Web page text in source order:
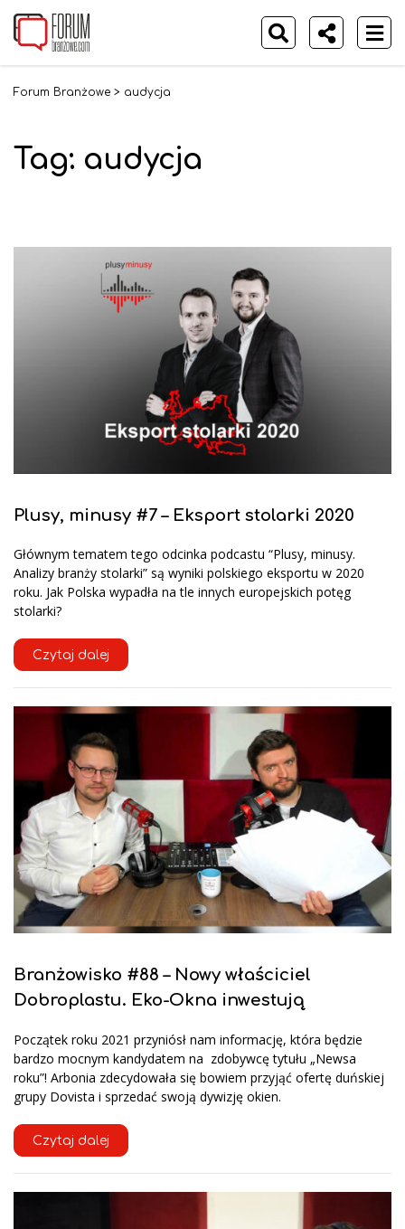
Forum Branżowe > audycja
Tag: audycja
Plusy, minusy #7 – Eksport stolarki 2020
Głównym tematem tego odcinka podcastu “Plusy, minusy.
Analizy branży stolarki” są wyniki polskiego eksportu w 2020
roku. Jak Polska wypadła na tle innych europejskich potęg
stolarki?
Czytaj dalej
Branżowisko #88 – Nowy właściciel
Dobroplastu. Eko-Okna inwestują
Początek roku 2021 przyniósł nam informację, która będzie
bardzo mocnym kandydatem na zdobywcę tytułu „Newsa
roku”! Arbonia zdecydowała się bowiem przyjąć ofertę duńskiej
grupy Dovista i sprzedać swoją dywizję okien.
Czytaj dalej